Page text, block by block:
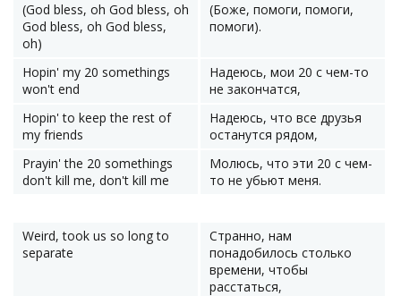
(God bless, oh God bless, oh
God bless, oh God bless,
oh)
(Боже, помоги, помоги,
помоги).
Hopin' my 20 somethings
won't end
Надеюсь, мои 20 с чем-то
не закончатся,
Hopin' to keep the rest of
my friends
Надеюсь, что все друзья
останутся рядом,
Prayin' the 20 somethings
don't kill me, don't kill me
Молюсь, что эти 20 с чем-
то не убьют меня.
Weird, took us so long to
separate
Странно, нам
понадобилось столько
времени, чтобы
расстаться,